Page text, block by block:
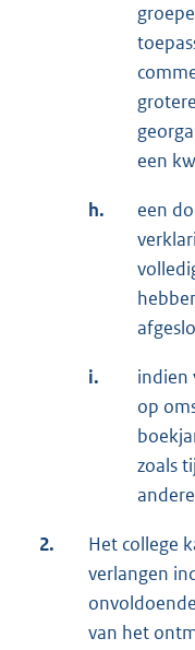
een
h.
een
i.
indien
op
zoals
2.
Het college
verlangen
van het